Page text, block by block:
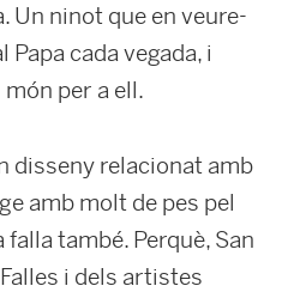
Un ninot que en veure-
cada vegada, i
per a ell.
disseny relacionat amb
amb molt de pes pel
també. Perquè, San
i dels artistes